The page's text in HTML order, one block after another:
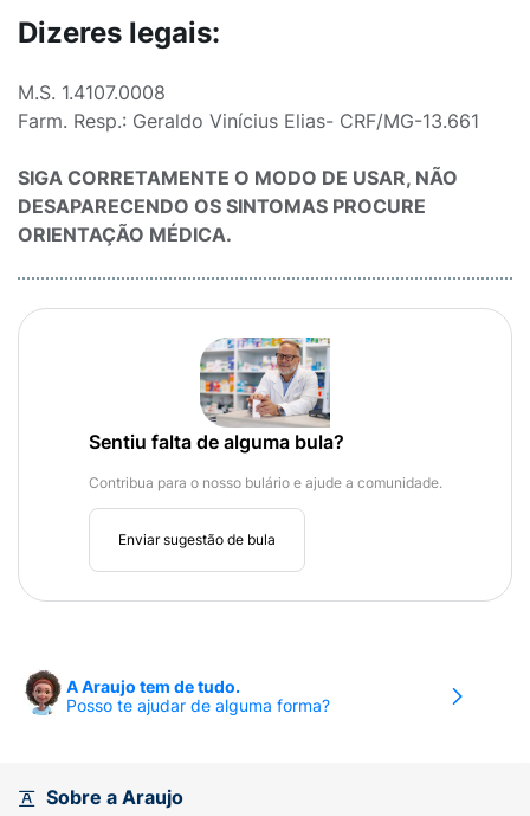
Dizeres legais:
M.S. 1.4107.0008
Farm. Resp.: Geraldo Vinícius Elias- CRF/MG-13.661
SIGA CORRETAMENTE O MODO DE USAR, NÃO
DESAPARECENDO OS SINTOMAS PROCURE
ORIENTAÇÃO MÉDICA.
Sentiu falta de alguma bula?
Contribua para o nosso bulário e ajude a comunidade.
Enviar sugestão de bula
A Araujo tem de tudo.
Posso te ajudar de alguma forma?
Sobre a Araujo